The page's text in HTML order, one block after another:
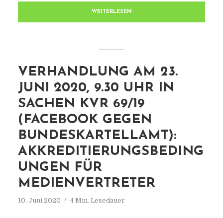
WEITERLESEN
VERHANDLUNG AM 23.
JUNI 2020, 9.30 UHR IN
SACHEN KVR 69/19
(FACEBOOK GEGEN
BUNDESKARTELLAMT):
AKKREDITIERUNGSBEDING
UNGEN FÜR
MEDIENVERTRETER
10. Juni 2020 4 Min. Lesedauer